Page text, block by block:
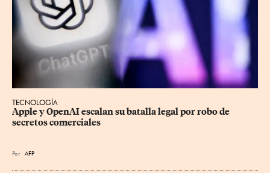
TECNOLOGÍA
Apple y OpenAI escalan su batalla legal por robo de
secretos comerciales
Por AFP